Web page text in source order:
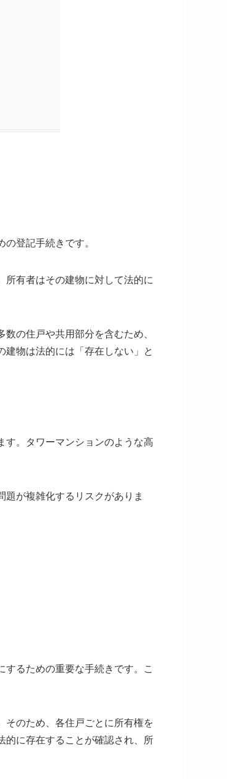
登記手続きです。
有者はその建物に対して法的に
の住戸や共用部分を含むため、
物は法的には「存在しない」と
。タワーマンションのような高
が複雑化するリスクがありま
るための重要な手続きです。こ
のため、各住戸ごとに所有権を
的に存在することが確認され、所